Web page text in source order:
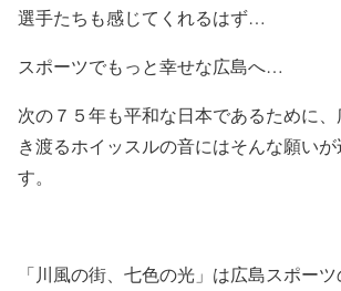
選手たちも感じてくれるはず…
スポーツでもっと幸せな広島へ…
次の７５年も平和な日本であるために
き渡るホイッスルの音にはそんな願いが
す。
「川風の街、七色の光」は広島スポー